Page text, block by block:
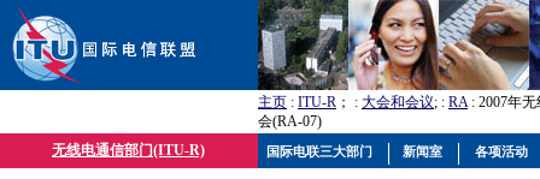
主页 : ITU-R ； : 大会和会议; : RA: 2007年
会(RA-07)
无线电通信部门(ITU-R)
国际电联三大部门 新闻室 各项活动